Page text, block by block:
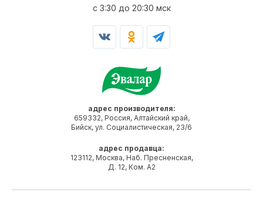
адрес производителя:
659332, Россия, Алтайский край,
Бийск, ул. Социалистическая, 23/6
адрес продавца:
123112, Москва, Наб. Пресненская,
Д. 12, Ком. А2
c 3:30 до 20:30 мск